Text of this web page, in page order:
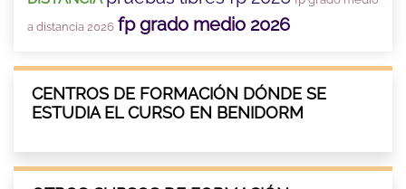
a distancia 2026 fp grado medio 2026
CENTROS DE FORMACIÓN DÓNDE SE
ESTUDIA EL CURSO EN BENIDORM